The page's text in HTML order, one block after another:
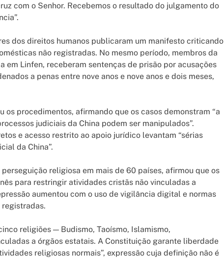
com o Senhor. Recebemos o resultado do julgamento do
dos direitos humanos publicaram um manifesto criticando
não registradas. No mesmo período, membros da
em Linfen, receberam sentenças de prisão por acusações
a penas entre nove anos e nove anos e dois meses,
os procedimentos, afirmando que os casos demonstram “a
judiciais da China podem ser manipulados”.
e acesso restrito ao apoio jurídico levantam “sérias
da China”.
religiosa em mais de 60 países, afirmou que os
para restringir atividades cristãs não vinculadas a
aumentou com o uso de vigilância digital e normas
registradas.
religiões — Budismo, Taoísmo, Islamismo,
a órgãos estatais. A Constituição garante liberdade
religiosas normais”, expressão cuja definição não é